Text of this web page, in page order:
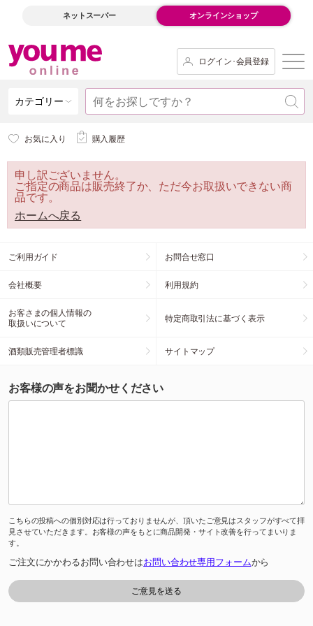
ネットスーパー オンラインショップ
ログイン･会員登録
カテゴリー
お気に入り 購入履歴
申し訳ございません。
ご指定の商品は販売終了か、ただ今お取扱いできない商
品です。
ホームへ戻る
ご利用ガイド お問合せ窓口
会社概要 利用規約
お客さまの個人情報の
取扱いについて
特定商取引法に基づく表示
酒類販売管理者標識 サイトマップ
お客様の声をお聞かせください
こちらの投稿への個別対応は行っておりませんが、頂いたご意見はスタッフがすべて拝
見させていただきます。お客様の声をもとに商品開発・サイト改善を行ってまいりま
す。
ご注文にかかわるお問い合わせはお問い合わせ専用フォームから